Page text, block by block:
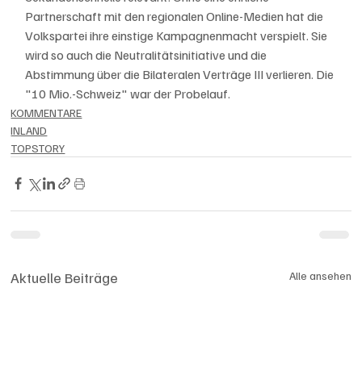
Partnerschaft mit den regionalen Online-Medien hat die
Volkspartei ihre einstige Kampagnenmacht verspielt. Sie
wird so auch die Neutralitätsinitiative und die
Abstimmung über die Bilateralen Verträge III verlieren. Die
"10 Mio.-Schweiz" war der Probelauf.
KOMMENTARE
INLAND
TOPSTORY
Aktuelle Beiträge Alle ansehen